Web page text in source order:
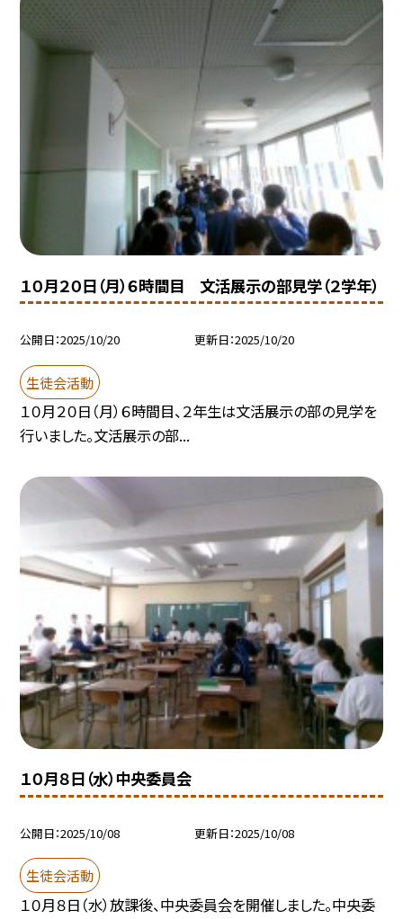
１０月２０日（月）６時間目 文活展示の部見学（２学年）
公開日 2025/10/20 更新日 2025/10/20
生徒会活動
１０月２０日（月）６時間目、２年生は文活展示の部の見学を
行いました。文活展示の部...
１０月８日（水）中央委員会
公開日 2025/10/08 更新日 2025/10/08
生徒会活動
１０月８日（水）放課後、中央委員会を開催しました。中央委